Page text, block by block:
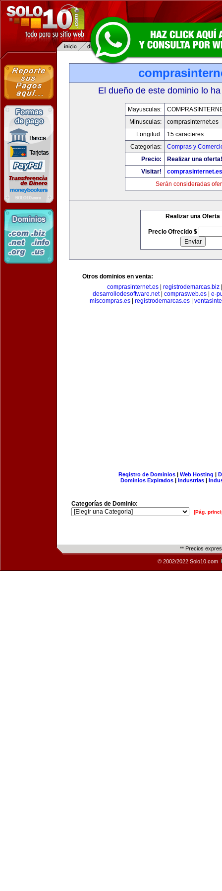
El dueño de este dominio lo
Mayusculas:
Minusculas:
comprasinternet.es
Longitud:
15 caracteres
Categorias:
Compras y
Precio:
Realizar una oferta!
Visitar!
comprasinternet.es
Serán consideradas
Realizar una Oferta
Precio Ofrecido $
Otros dominios en venta:
comprasinternet.es
registrodemarcas.biz
desarrollodesoftware.net| comprasweb.es| e-
miscompras.es
registrodemarcas.es
Registro de Dominios| Web Hosting |
Dominios Expirados | Industrias |
Categorías de Dominio:
[Pág.
** Precios
© 2002/2022 Solo10.com